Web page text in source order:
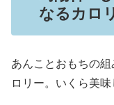
なるカロ
あんことおもちの
ロリー。いくら美